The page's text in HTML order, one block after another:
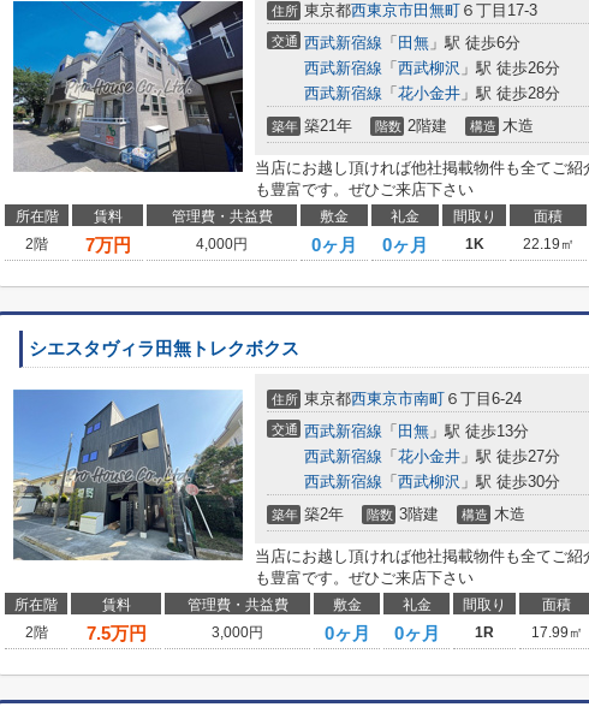
住所 東京都西東京市田無町 ６丁目17-3
交通 西武新宿線 「 田無 」駅 徒歩6分
西武新宿線 「 西武柳沢 」駅 徒歩26分
西武新宿線 「 花小金井 」駅 徒歩28分
築年 築21年 階数 2階建 構造 木造
当店にお越し頂ければ他社掲載物件も全てご
も豊富です。ぜひご来店下さい
所在階 賃料 管理費・共益費 敷金 礼金 間取り 面積
2階
7万円 4,000円 0ヶ月 0ヶ月 1K 22.19㎡
シエスタヴィラ田無トレクボクス
住所 東京都西東京市南町 ６丁目6-24
交通 西武新宿線 「 田無 」駅 徒歩13分
西武新宿線 「 花小金井 」駅 徒歩27分
西武新宿線 「 西武柳沢 」駅 徒歩30分
築年 築2年 階数 3階建 構造 木造
当店にお越し頂ければ他社掲載物件も全てご
も豊富です。ぜひご来店下さい
所在階 賃料 管理費・共益費 敷金 礼金 間取り 面積
2階
7.5万円 3,000円 0ヶ月 0ヶ月 1R 17.99㎡